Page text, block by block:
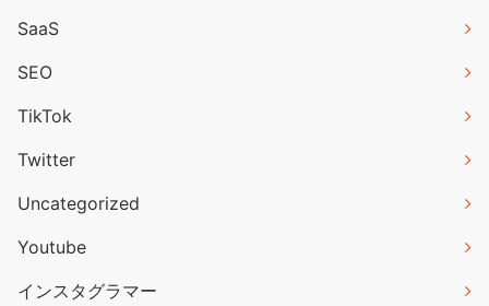
SaaS
SEO
TikTok
Twitter
Uncategorized
Youtube
インスタグラマー